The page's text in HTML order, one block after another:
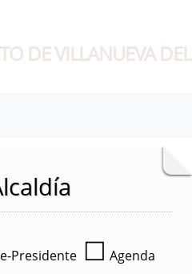
DE VILLANUEVA
Presidente ☐ Agenda